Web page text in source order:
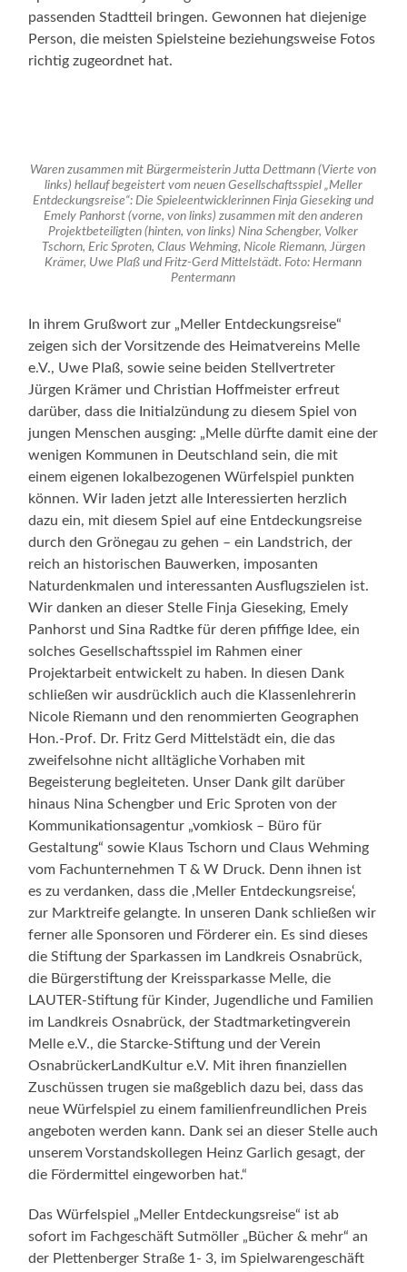
passenden Stadtteil bringen. Gewonnen hat diejenige
Person, die meisten Spielsteine beziehungsweise Fotos
richtig zugeordnet hat.
Waren zusammen mit Bürgermeisterin Jutta Dettmann (Vierte von
links) hellauf begeistert vom neuen Gesellschaftsspiel „Meller
Entdeckungsreise“: Die Spieleentwicklerinnen Finja Gieseking und
Emely Panhorst (vorne, von links) zusammen mit den anderen
Projektbeteiligten (hinten, von links) Nina Schengber, Volker
Tschorn, Eric Sproten, Claus Wehming, Nicole Riemann, Jürgen
Krämer, Uwe Plaß und Fritz-Gerd Mittelstädt. Foto: Hermann
Pentermann
In ihrem Grußwort zur „Meller Entdeckungsreise“
zeigen sich der Vorsitzende des Heimatvereins Melle
e.V., Uwe Plaß, sowie seine beiden Stellvertreter
Jürgen Krämer und Christian Hoffmeister erfreut
darüber, dass die Initialzündung zu diesem Spiel von
jungen Menschen ausging: „Melle dürfte damit eine der
wenigen Kommunen in Deutschland sein, die mit
einem eigenen lokalbezogenen Würfelspiel punkten
können. Wir laden jetzt alle Interessierten herzlich
dazu ein, mit diesem Spiel auf eine Entdeckungsreise
durch den Grönegau zu gehen – ein Landstrich, der
reich an historischen Bauwerken, imposanten
Naturdenkmalen und interessanten Ausflugszielen ist.
Wir danken an dieser Stelle Finja Gieseking, Emely
Panhorst und Sina Radtke für deren pfiffige Idee, ein
solches Gesellschaftsspiel im Rahmen einer
Projektarbeit entwickelt zu haben. In diesen Dank
schließen wir ausdrücklich auch die Klassenlehrerin
Nicole Riemann und den renommierten Geographen
Hon.-Prof. Dr. Fritz Gerd Mittelstädt ein, die das
zweifelsohne nicht alltägliche Vorhaben mit
Begeisterung begleiteten. Unser Dank gilt darüber
hinaus Nina Schengber und Eric Sproten von der
Kommunikationsagentur „vomkiosk – Büro für
Gestaltung“ sowie Klaus Tschorn und Claus Wehming
vom Fachunternehmen T & W Druck. Denn ihnen ist
es zu verdanken, dass die ,Meller Entdeckungsreise‘,
zur Marktreife gelangte. In unseren Dank schließen wir
ferner alle Sponsoren und Förderer ein. Es sind dieses
die Stiftung der Sparkassen im Landkreis Osnabrück,
die Bürgerstiftung der Kreissparkasse Melle, die
LAUTER-Stiftung für Kinder, Jugendliche und Familien
im Landkreis Osnabrück, der Stadtmarketingverein
Melle e.V., die Starcke-Stiftung und der Verein
OsnabrückerLandKultur e.V. Mit ihren finanziellen
Zuschüssen trugen sie maßgeblich dazu bei, dass das
neue Würfelspiel zu einem familienfreundlichen Preis
angeboten werden kann. Dank sei an dieser Stelle auch
unserem Vorstandskollegen Heinz Garlich gesagt, der
die Fördermittel eingeworben hat.“
Das Würfelspiel „Meller Entdeckungsreise“ ist ab
sofort im Fachgeschäft Sutmöller „Bücher & mehr“ an
der Plettenberger Straße 1- 3, im Spielwarengeschäft